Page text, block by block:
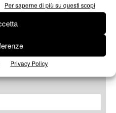
Per saperne di più su questi scopi
Privacy Policy